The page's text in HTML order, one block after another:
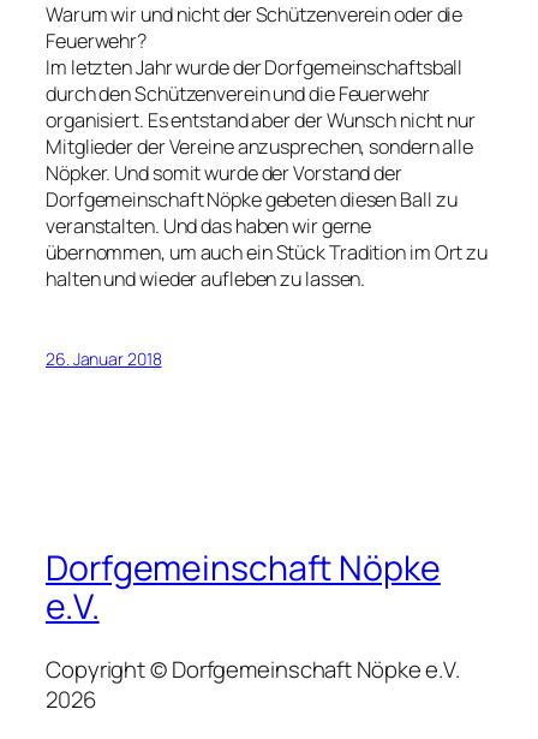
Warum wir und nicht der Schützenverein oder die
Feuerwehr?
Im letzten Jahr wurde der Dorfgemeinschaftsball
durch den Schützenverein und die Feuerwehr
organisiert. Es entstand aber der Wunsch nicht nur
Mitglieder der Vereine anzusprechen, sondern alle
Nöpker. Und somit wurde der Vorstand der
Dorfgemeinschaft Nöpke gebeten diesen Ball zu
veranstalten. Und das haben wir gerne
übernommen, um auch ein Stück Tradition im Ort zu
halten und wieder aufleben zu lassen.
26. Januar 2018
Dorfgemeinschaft Nöpke
e.V.
Copyright © Dorfgemeinschaft Nöpke e.V.
2026